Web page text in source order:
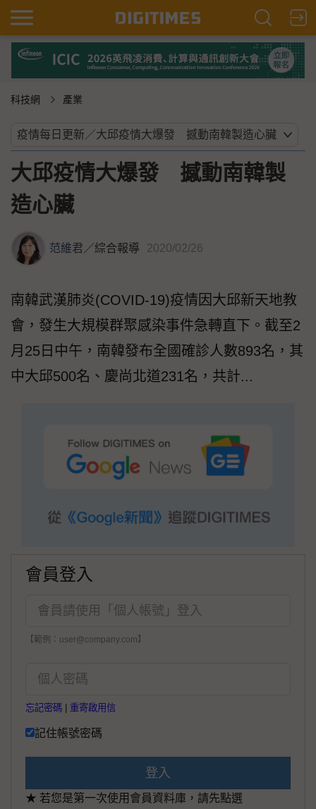
科技網 產業
大邱疫情大爆發 撼動南韓製
造心臟
范維君／綜合報導 2020/02/26
南韓武漢肺炎(COVID-19)疫情因大邱新天地教
會，發生大規模群聚感染事件急轉直下。截至2
月25日中午，南韓發布全國確診人數893名，其
中大邱500名、慶尚北道231名，共計...
會員登入
【範例：user@company.com】
忘記密碼 重寄啟用信
記住帳號密碼
登入
★ 若您是第一次使用會員資料庫，請先點選